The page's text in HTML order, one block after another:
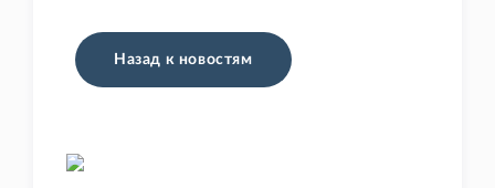
Назад к новостям